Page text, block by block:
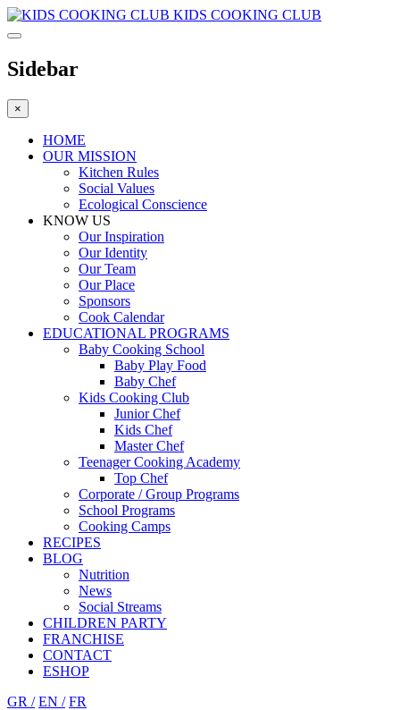
KIDS COOKING CLUB
Sidebar
×
HOME
OUR MISSION
Kitchen Rules
Social Values
Ecological Conscience
KNOW US
Οur Inspiration
Our Identity
Our Team
Our Place
Sponsors
Cook Calendar
EDUCATIONAL PROGRAMS
Baby Cooking School
Baby Play Food
Baby Chef
Kids Cooking Club
Junior Chef
Kids Chef
Master Chef
Teenager Cooking Academy
Top Chef
Corporate / Group Programs
School Programs
Cooking Camps
RECIPES
BLOG
Nutrition
Νews
Social Streams
CHILDREN PARTY
FRANCHISE
CONTACT
ESHOP
GR / EN / FR